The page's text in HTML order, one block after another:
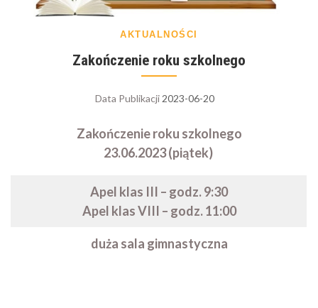
AKTUALNOŚCI
Zakończenie roku szkolnego
Data Publikacji 2023-06-20
Zakończenie roku szkolnego
23.06.2023 (piątek)
Apel klas III – godz. 9:30
Apel klas VIII – godz. 11:00
duża sala gimnastyczna